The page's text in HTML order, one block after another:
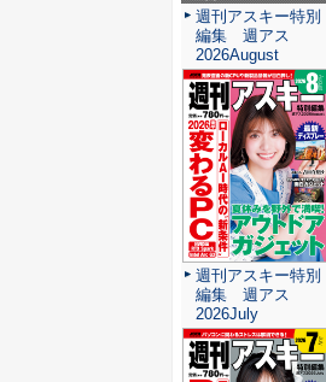
注目ニュース
週刊アスキー特別
編集 週アス
2026August
週刊アスキー特別
編集 週アス
2026July